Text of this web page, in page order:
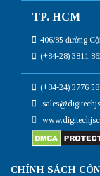
TP. HCM
406/85 đường
(+84-28) 3811
(+84-24) 3776
CHÍNH SÁCH